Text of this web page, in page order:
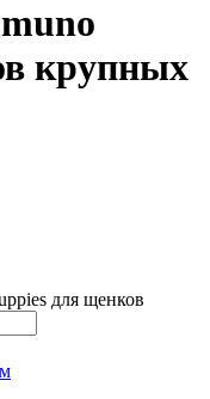
крупных
для щенков